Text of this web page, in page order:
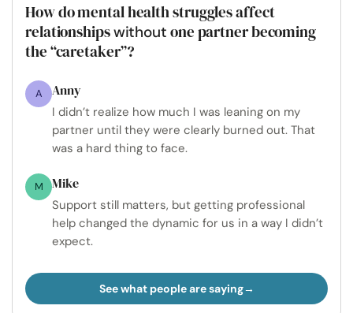
How do mental health struggles affect
relationshipswithout one partner becoming
the “caretaker”?
A Anny
I didn’t realize how much I was leaning on my
partner until they were clearly burned out. That
was a hard thing to face.
M Mike
Support still matters, but getting professional
help changed the dynamic for us in a way I didn’t
expect.
See what people are saying